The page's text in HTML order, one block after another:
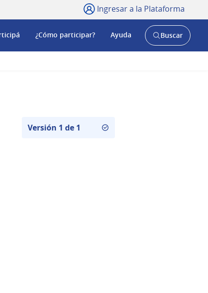
Ingresar a la Plataforma
¿Cómo participar? Ayuda
AbrirBuscar
Versión 1 de 1